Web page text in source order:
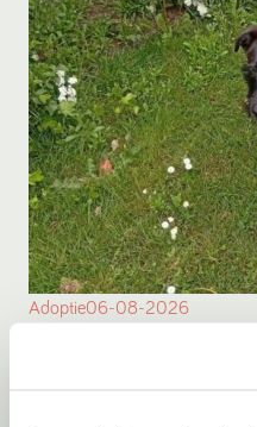
Adoptie06-08-2026